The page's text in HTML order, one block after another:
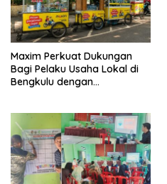
Maxim Perkuat Dukungan
Bagi Pelaku Usaha Lokal di
Bengkulu dengan